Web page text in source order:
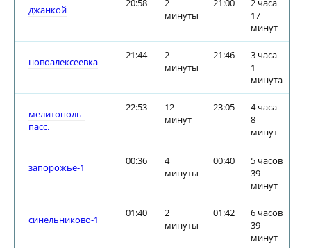
джанкой
20:58
2
минуты
21:00
2 часа
17
минут
новоалексеевка
21:44
2
минуты
21:46
3 часа
1
минута
мелитополь-
пасс.
22:53
12
минут
23:05
4 часа
8
минут
запорожье-1
00:36
4
минуты
00:40
5 часов
39
минут
синельниково-1
01:40
2
минуты
01:42
6 часов
39
минут